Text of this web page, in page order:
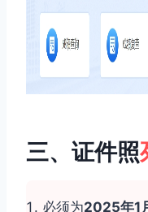
三、证件照
必须为2025年1